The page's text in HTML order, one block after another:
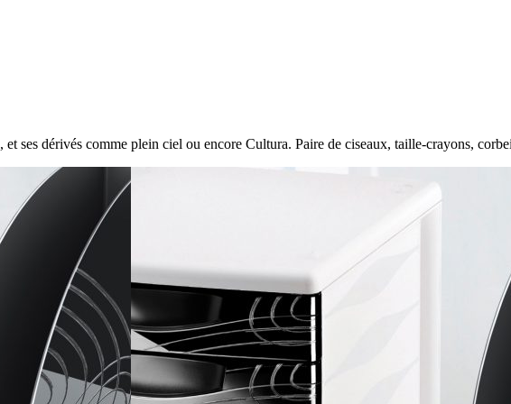
ses dérivés comme plein ciel ou encore Cultura. Paire de ciseaux, taille-crayons,